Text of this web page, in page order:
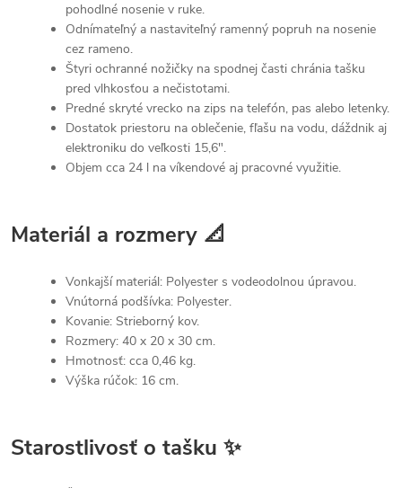
pohodlné nosenie v ruke.
Odnímateľný a nastaviteľný ramenný popruh na nosenie
cez rameno.
Štyri ochranné nožičky na spodnej časti chránia tašku
pred vlhkosťou a nečistotami.
Predné skryté vrecko na zips na telefón, pas alebo letenky.
Dostatok priestoru na oblečenie, fľašu na vodu, dáždnik aj
elektroniku do veľkosti 15,6".
Objem cca 24 l na víkendové aj pracovné využitie.
Materiál a rozmery 📐
Vonkajší materiál: Polyester s vodeodolnou úpravou.
Vnútorná podšívka: Polyester.
Kovanie: Strieborný kov.
Rozmery: 40 x 20 x 30 cm.
Hmotnosť: cca 0,46 kg.
Výška rúčok: 16 cm.
Starostlivosť o tašku ✨